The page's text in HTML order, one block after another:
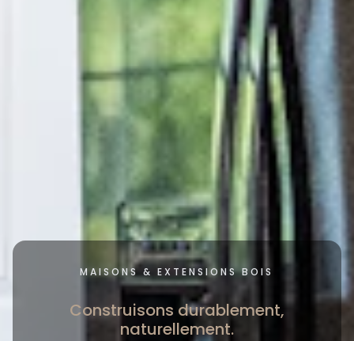
MAISONS & EXTENSIONS BOIS
Construisons durablement,
naturellement.